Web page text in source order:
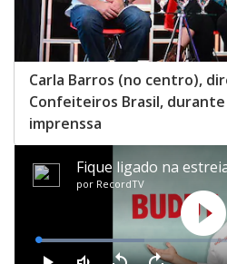
Carla Barros (no centro),
Confeiteiros Brasil,
imprenssa